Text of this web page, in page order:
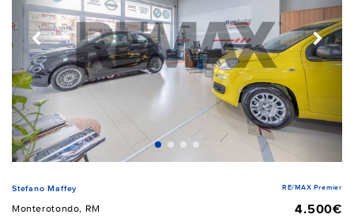
Stefano Maffey RE/MAX Premier
Monterotondo, RM
4.500€